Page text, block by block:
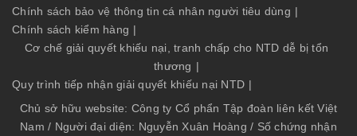
Chính sách bảo vệ thông tin cá nhân người tiêu dùng |
Chính sách kiểm hàng |
Cơ chế giải quyết khiếu nại, tranh chấp cho NTD dễ bị tổn
thương |
Quy trình tiếp nhận giải quyết khiếu nại NTD |
Chủ sở hữu website: Công ty Cổ phẩn Tập đoàn liên kết Việt
Nam / Người đại diện: Nguyễn Xuân Hoàng / Số chứng nhận